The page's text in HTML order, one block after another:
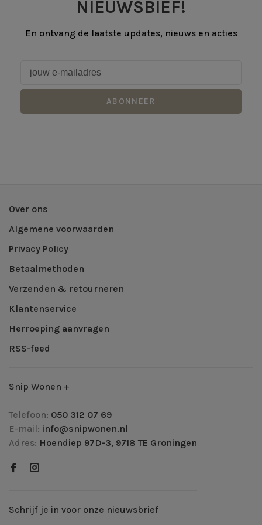
NIEUWSBIEF!
En ontvang de laatste updates, nieuws en acties
ABONNEER
Over ons
Algemene voorwaarden
Privacy Policy
Betaalmethoden
Verzenden & retourneren
Klantenservice
Herroeping aanvragen
RSS-feed
Snip Wonen +
Telefoon: 050 312 07 69
E-mail: info@snipwonen.nl
Adres: Hoendiep 97D-3, 9718 TE Groningen
Schrijf je in voor onze nieuwsbrief